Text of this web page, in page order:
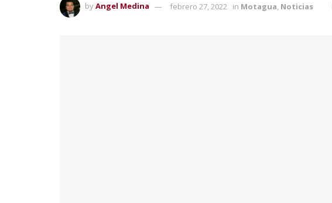
byAngel Medina febrero 27, 2022 in Motagua Noticias